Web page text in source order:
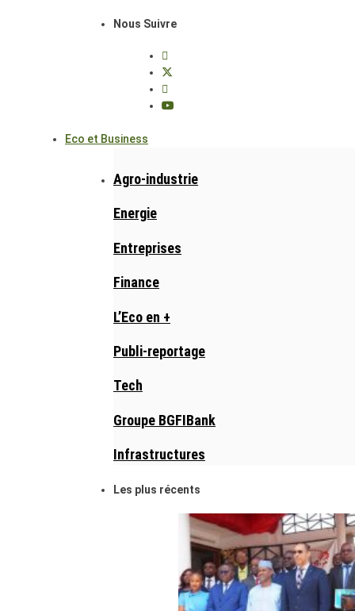
Nous Suivre
Eco et Business
Agro-industrie
Energie
Entreprises
Finance
L’Eco en +
Publi-reportage
Tech
Groupe BGFIBank
Infrastructures
Les plus récents